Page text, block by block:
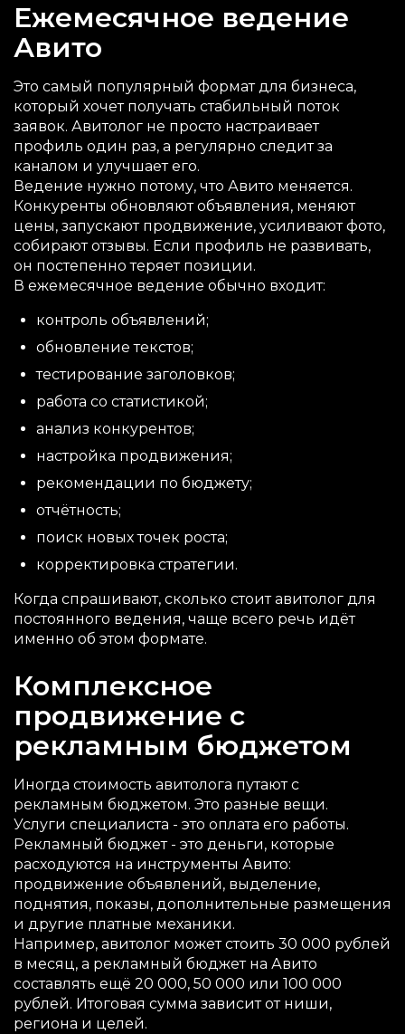
Ежемесячное ведение
Авито
Это самый популярный формат для бизнеса,
который хочет получать стабильный поток
заявок. Авитолог не просто настраивает
профиль один раз, а регулярно следит за
каналом и улучшает его.
Ведение нужно потому, что Авито меняется.
Конкуренты обновляют объявления, меняют
цены, запускают продвижение, усиливают фото,
собирают отзывы. Если профиль не развивать,
он постепенно теряет позиции.
В ежемесячное ведение обычно входит:
контроль объявлений;
обновление текстов;
тестирование заголовков;
работа со статистикой;
анализ конкурентов;
настройка продвижения;
рекомендации по бюджету;
отчётность;
поиск новых точек роста;
корректировка стратегии.
Когда спрашивают, сколько стоит авитолог для
постоянного ведения, чаще всего речь идёт
именно об этом формате.
Комплексное
продвижение с
рекламным бюджетом
Иногда стоимость авитолога путают с
рекламным бюджетом. Это разные вещи.
Услуги специалиста - это оплата его работы.
Рекламный бюджет - это деньги, которые
расходуются на инструменты Авито:
продвижение объявлений, выделение,
поднятия, показы, дополнительные размещения
и другие платные механики.
Например, авитолог может стоить 30 000 рублей
в месяц, а рекламный бюджет на Авито
составлять ещё 20 000, 50 000 или 100 000
рублей. Итоговая сумма зависит от ниши,
региона и целей.